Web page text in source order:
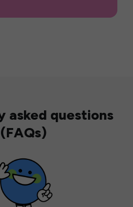
asked questions
(FAQs)